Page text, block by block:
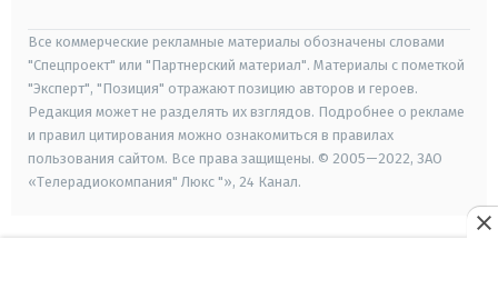
Все коммерческие рекламные материалы обозначены словами
"Спецпроект" или "Партнерский материал". Материалы с пометкой
"Эксперт", "Позиция" отражают позицию авторов и героев.
Редакция может не разделять их взглядов. Подробнее о рекламе
и правил цитирования можно ознакомиться в правилах
пользования сайтом. Все права защищены. © 2005—2022, ЗАО
«Телерадиокомпания" Люкс "», 24 Канал.